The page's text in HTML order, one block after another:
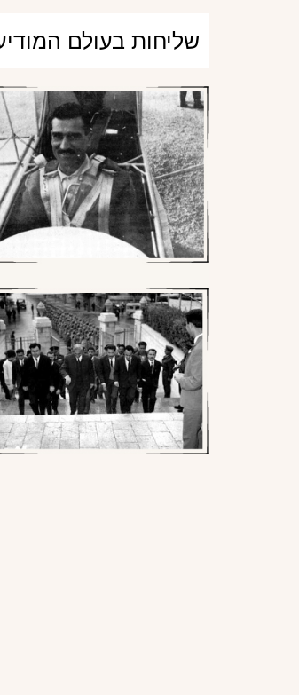
שליחות בעולם